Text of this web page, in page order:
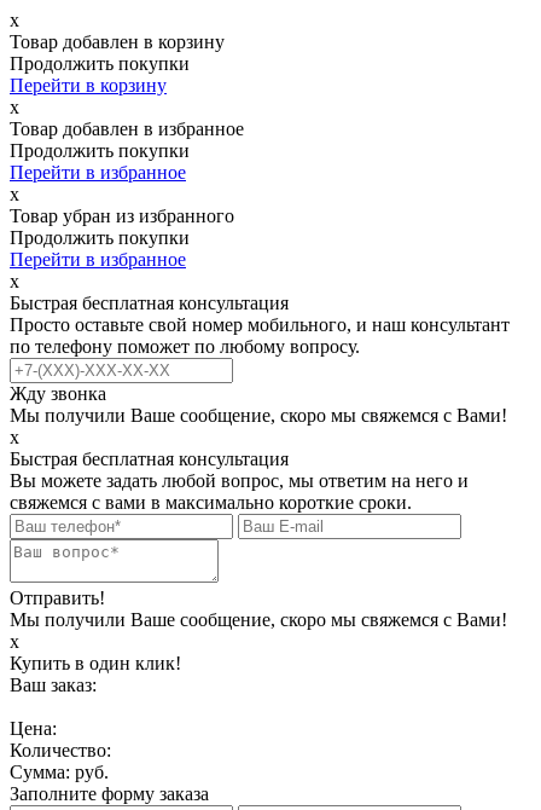
х
Товар добавлен в корзину
Продолжить покупки
Перейти в корзину
х
Товар добавлен в избранное
Продолжить покупки
Перейти в избранное
х
Товар убран из избранного
Продолжить покупки
Перейти в избранное
х
Быстрая бесплатная консультация
Просто оставьте свой номер мобильного, и наш консультант
по телефону поможет по любому вопросу.
Жду звонка
Мы получили Ваше сообщение, скоро мы свяжемся с Вами!
х
Быстрая бесплатная консультация
Вы можете задать любой вопрос, мы ответим на него и
свяжемся с вами в максимально короткие сроки.
Отправить!
Мы получили Ваше сообщение, скоро мы свяжемся с Вами!
х
Купить в один клик!
Ваш заказ:
Цена:
Количество:
Сумма: руб.
Заполните форму заказа